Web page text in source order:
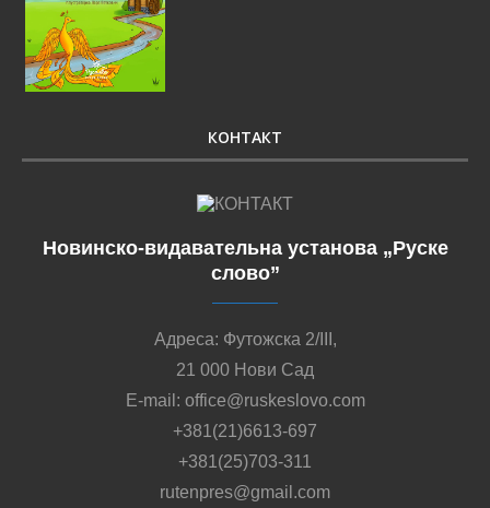
КОНТАКТ
Новинско-видавательна установа „Руске
слово”
Адреса: Футожска 2/III,
21 000 Нови Сад
E-mail: office@ruskeslovo.com
+381(21)6613-697
+381(25)703-311
rutenpres@gmail.com